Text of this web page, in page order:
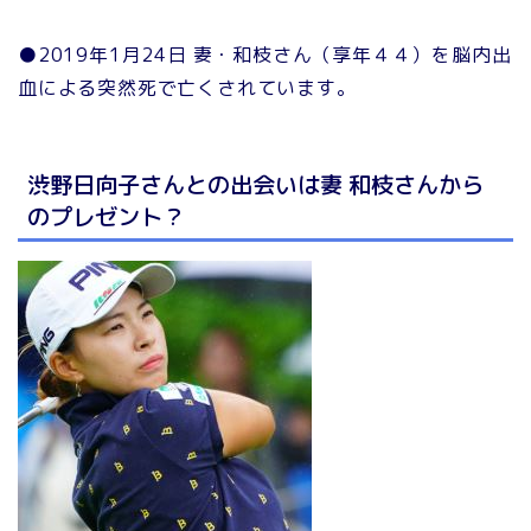
●2019年1月24日 妻・和枝さん（享年４４）を脳内出
血による突然死で亡くされています。
渋野日向子さんとの出会いは妻 和枝さんから
のプレゼント？